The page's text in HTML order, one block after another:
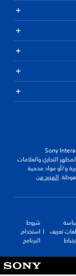
التجاري والعلامات
و/أو مواد محمية
المزيد من
تعريف
شروط
استخدام
البرنامج